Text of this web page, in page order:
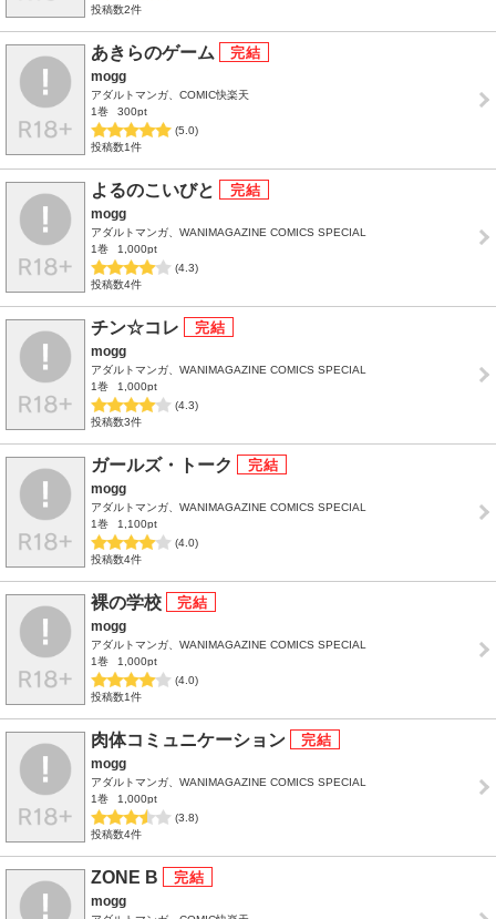
投稿数2件
あきらのゲーム
mogg
アダルトマンガ、COMIC快楽天
1巻
300pt
(5.0)
投稿数1件
よるのこいびと
mogg
アダルトマンガ、WANIMAGAZINE COMICS SPECIAL
1巻
1,000pt
(4.3)
投稿数4件
チン☆コレ
mogg
アダルトマンガ、WANIMAGAZINE COMICS SPECIAL
1巻
1,000pt
(4.3)
投稿数3件
ガールズ・トーク
mogg
アダルトマンガ、WANIMAGAZINE COMICS SPECIAL
1巻
1,100pt
(4.0)
投稿数4件
裸の学校
mogg
アダルトマンガ、WANIMAGAZINE COMICS SPECIAL
1巻
1,000pt
(4.0)
投稿数1件
肉体コミュニケーション
mogg
アダルトマンガ、WANIMAGAZINE COMICS SPECIAL
1巻
1,000pt
(3.8)
投稿数4件
ZONE B
mogg